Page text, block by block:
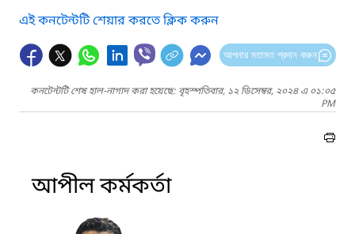
এই কনটেন্টটি শেয়ার করতে ক্লিক করুন
আপনার মতামত প্রদান করুন
কনটেন্টটি শেষ হাল-নাগাদ করা হয়েছে: বৃহস্পতিবার, ১২ ডিসেম্বর, ২০২৪ এ ০১:০৫
PM
আপীল কর্মকর্তা